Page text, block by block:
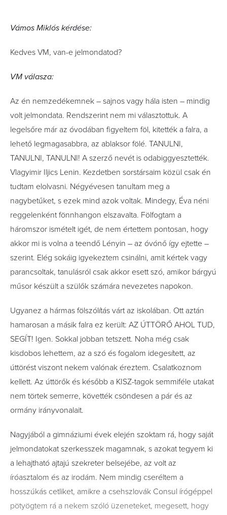
Vámos Miklós kérdése:
Kedves VM, van-e jelmondatod?
VM válasza:
Az én nemzedékemnek – sajnos vagy hála isten – mindig
volt jelmondata. Rendszerint nem mi választottuk. A
legelsőre már az óvodában figyeltem föl, kitették a falra, a
lehető legmagasabbra, az ablaksor fölé. TANULNI,
TANULNI, TANULNI! A szerző nevét is odabiggyesztették.
Vlagyimir Iljics Lenin. Kezdetben sorstársaim közül csak én
tudtam elolvasni. Négyévesen tanultam meg a
nagybetűket, s ezek mind azok voltak. Mindegy, Éva néni
reggelenként fönnhangon elszavalta. Fölfogtam a
háromszor ismételt igét, de nem értettem pontosan, hogy
akkor mi is volna a teendő Lényin – az óvónő így ejtette –
szerint. Elég sokáig igyekeztem csinálni, amit kértek vagy
parancsoltak, tanulásról csak akkor esett szó, amikor bárgyú
műsor készült a szülők számára nevezetes napokon.
Ugyanez a hármas fölszólítás várt az iskolában. Ott aztán
hamarosan a másik falra ez került: AZ ÚTTÖRŐ AHOL TUD,
SEGÍT! Igen. Sokkal jobban tetszett. Noha még csak
kisdobos lehettem, az a szó és fogalom idegesített, az
úttörést viszont nekem valónak éreztem. Csalatkoznom
kellett. Az úttörők és később a KISZ-tagok semmiféle utakat
nem törtek semerre, követték csöndesen a pár és az
ormány irányvonalait.
Nagyjából a gimnáziumi évek elején szoktam rá, hogy saját
jelmondatokat szerkesszek magamnak, s azokat tegyem ki
a lehajtható ajtajú szekreter belsejébe, az volt az
íróasztalom és az irodám. Nem mindig cseréltem a
hosszúkás cetliket, amikre a csehszlovák Consul írógéppel
pötyögtem rá a nekem szóló üzeneteket, megesett, hogy